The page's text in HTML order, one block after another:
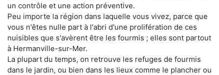
un contrôle et une action préventive.
Peu importe la région dans laquelle vous vivez, parce que
vous n'êtes nulle part à l'abri d'une prolifération de ces
nuisibles que s'avèrent être les fourmis ; elles sont partout
à Hermanville-sur-Mer.
La plupart du temps, on retrouve les refuges de fourmis
dans le jardin, ou bien dans les lieux comme le plancher ou